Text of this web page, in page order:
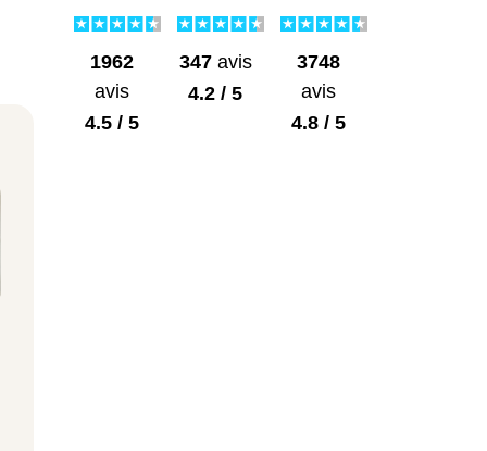
1962
avis
4.5 / 5
347avis
4.2 / 5
3748
avis
4.8 / 5